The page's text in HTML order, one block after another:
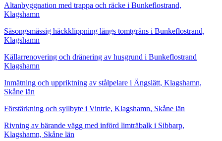
Altanbyggnation med trappa och räcke i Bunkeflostrand,
Klagshamn
Säsongsmässig häckklippning längs tomtgräns i Bunkeflostrand,
Klagshamn
Källarrenovering och dränering av husgrund i Bunkeflostrand
Klagshamn
Inmätning och uppriktning av stålpelare i Ängslätt, Klagshamn,
Skåne län
Förstärkning och syllbyte i Vintrie, Klagshamn, Skåne län
Rivning av bärande vägg med införd limträbalk i Sibbarp,
Klagshamn, Skåne län